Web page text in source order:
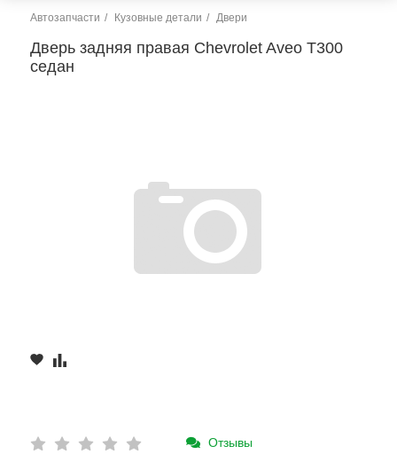
Автозапчасти Кузовные детали Двери
Дверь задняя правая Chevrolet Aveo T300
седан
Отзывы